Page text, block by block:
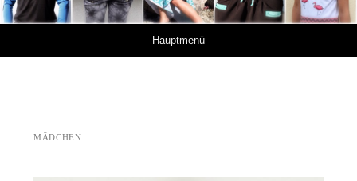
Hauptmenü
MÄDCHEN